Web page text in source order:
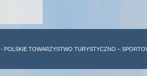
- POLSKIE TOWARZYSTWO TURYSTYCZNO –